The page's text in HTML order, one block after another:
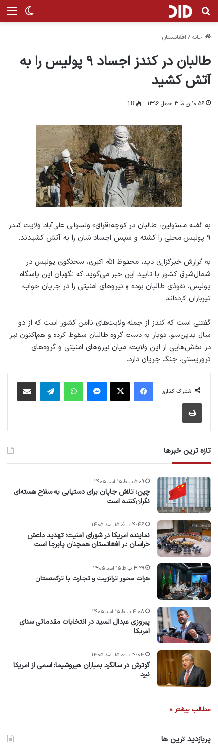
تغییر جستجو برای
خانه/ افغانستان
طالبان در کندز اجساد ۹ پولیس را به
آتش کشید
۱۰:۵۶ ق.ظ ۳ حمل ۱۳۹۶ 18
به گفته مسئولین، طالبان در کوچه«قزاق» ولسوالی علی‌آباد ولایت کندز
۹ پولیس محلی را کشته و سپس اجساد شان را به آتش کشیدند.
به گزارش خبرگزاری دید، محفوظ‌ الله اکبری، سخنگوی پولیس در
شمال‌شرق کشور با تایید این خبر می‌گوید که نگهبان این پاسگاه
پولیس، نفوذی طالبان بوده و نیروهای امنیتی را در جریان خواب،
تیرباران کرده‌اند.
گفتنی است که کندز از جمله ولایت‌های ناامن کشور است که از دو
سال بدین‌سو، دوبار به دست گروه طالبان سقوط کرده و هم‌اکنون نیز
در بخش‌هایی از این ولایت، میان نیروهای امنیتی و گروه‌های
تروریستی، جنگ جریان دارد.
اشتراک گذاری
فیس بوک پیام رسان واتس آپ
تازه ترین خبرها
چین: تلاش جاپان برای دستیابی به سلاح هسته‌ای
نگران‌کننده است
۵:۰۹ ب.ظ ۱۵ اسد ۱۴۰۵
نماینده امریکا در شورای امنیت؛ تهدید داعش
خراسان در افغانستان همچنان پابرجا است
۴:۴۶ ب.ظ ۱۵ اسد ۱۴۰۵
هرات محور ترانزیت و تجارت با ترکمنستان
۴:۲۹ ب.ظ ۱۵ اسد ۱۴۰۵
پیروزی عبدال السید در انتخابات مقدماتی سنای
امریکا
۴:۰۸ ب.ظ ۱۵ اسد ۱۴۰۵
گوترش در سالگرد بمباران هیروشیما: اسمی از امریکا
نبرد
۴:۰۴ ب.ظ ۱۵ اسد ۱۴۰۵
مطالب بیشتر »
پربازدید ترین ها